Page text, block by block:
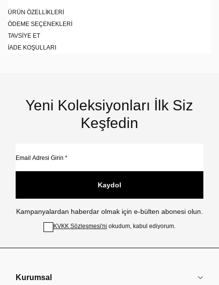
ÜRÜN ÖZELLIKLERI
ÖDEME SEÇENEKLERI
TAVSIYE ET
İADE KOŞULLARI
Yeni Koleksiyonları İlk Siz
Keşfedin
Kaydol
Kampanyalardan haberdar olmak için e-bülten abonesi olun.
KVKK Sözleşmesi'ni okudum, kabul ediyorum.
Kurumsal